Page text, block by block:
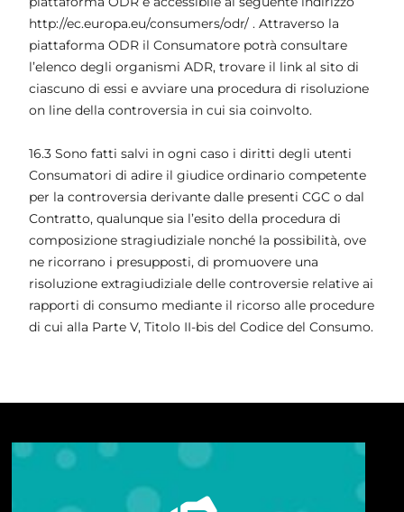
http://ec.europa.eu/consumers/odr/ . Attraverso la
piattaforma ODR il Consumatore potrà consultare
l’elenco degli organismi ADR, trovare il link al sito di
ciascuno di essi e avviare una procedura di risoluzione
on line della controversia in cui sia coinvolto.
16.3 Sono fatti salvi in ogni caso i diritti degli utenti
Consumatori di adire il giudice ordinario competente
per la controversia derivante dalle presenti CGC o dal
Contratto, qualunque sia l’esito della procedura di
composizione stragiudiziale nonché la possibilità, ove
ne ricorrano i presupposti, di promuovere una
risoluzione extragiudiziale delle controversie relative ai
rapporti di consumo mediante il ricorso alle procedure
di cui alla Parte V, Titolo II-bis del Codice del Consumo.